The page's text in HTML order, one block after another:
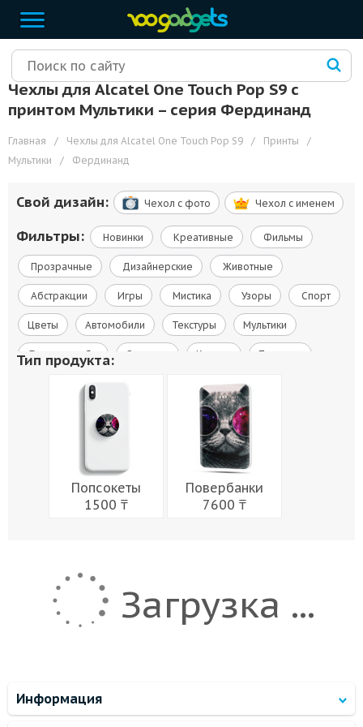
Чехлы для Alcatel One Touch Pop S9 с
принтом Мультики – cерия Фердинанд
Главная / Чехлы для Alcatel One Touch Pop S9 / Принты
/
Мультики
/ Фердинанд
Свой дизайн: Чехол c фото Чехол c именем
Фильтры: Новинки Креативные Фильмы
Прозрачные Дизайнерские Животные
Абстракции Игры Мистика Узоры Спорт
Цветы Автомобили Текстуры Мультики
Флаги и гербы Сериалы Космос Природа
Мужчины
Еда Праздники
Тип продукта:
Попсокеты
1500 ₸
Повербанки
7600 ₸
Загрузка ...
Информация